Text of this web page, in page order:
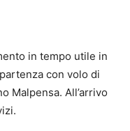
in tempo utile in
con volo di
Malpensa. All’arrivo